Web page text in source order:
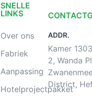
SNELLE
LINKS
Over ons
Fabriek
Aanpassing
Hotelprojectpakket
ADDR.
Kamer
2, Wanda
District,